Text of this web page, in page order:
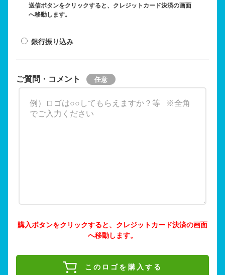
送信ボタンをクリックすると、クレジットカード決済の画面
へ移動します。
銀行振り込み
ご質問・コメント
購入ボタンをクリックすると、クレジットカード決済の画面
へ移動します。
このロゴを購入する